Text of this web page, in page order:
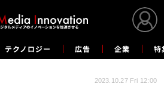
テクノロジー 広告 企業 特
2023.10.27 Fri 12:00